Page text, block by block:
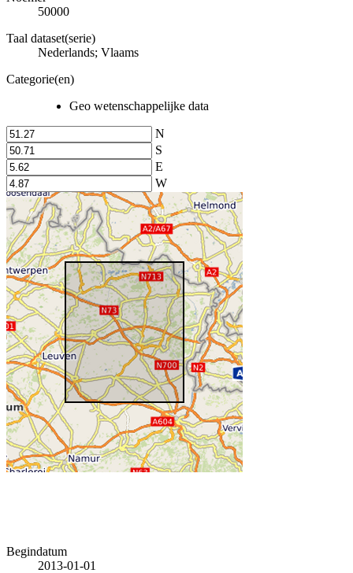
50000
Taal dataset(serie)
Nederlands; Vlaams
Categorie(en)
Geo wetenschappelijke data
N
S
E
W
Begindatum
2013-01-01